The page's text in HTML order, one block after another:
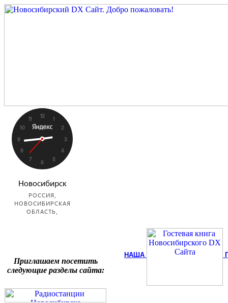
Приглашаем посетить
следующие разделы сайта:
НАША